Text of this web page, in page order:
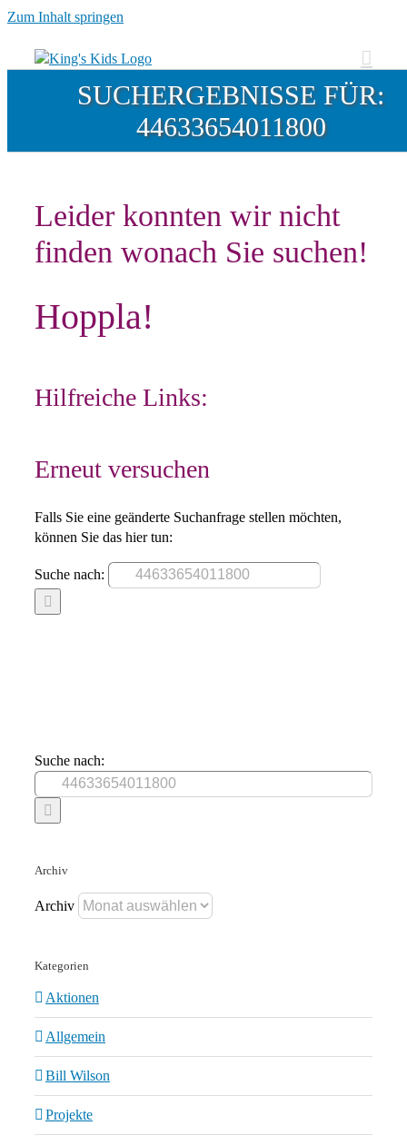
Zum Inhalt springen
SUCHERGEBNISSE FÜR:
44633654011800
Leider konnten wir nicht
finden wonach Sie suchen!
Hoppla!
Hilfreiche Links:
Erneut versuchen
Falls Sie eine geänderte Suchanfrage stellen möchten,
können Sie das hier tun:
Suche nach:
Suche nach:
Archiv
Archiv
Kategorien
Aktionen
Allgemein
Bill Wilson
Projekte